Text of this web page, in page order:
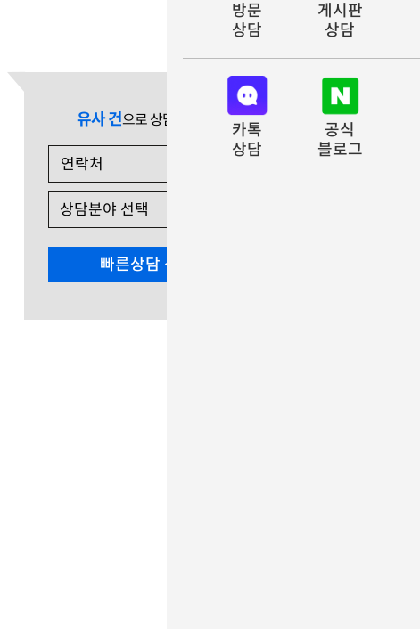
방문
상담
게시판
상담
카톡
상담
공식
블로그
유사 건으로 상담 필요 시